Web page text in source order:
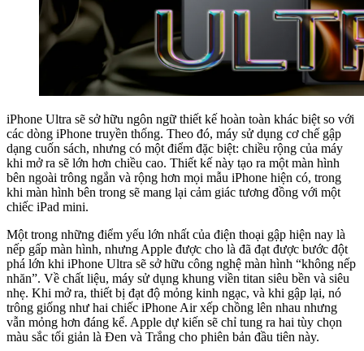
iPhone Ultra sẽ sở hữu ngôn ngữ thiết kế hoàn toàn khác biệt so với
các dòng iPhone truyền thống. Theo đó, máy sử dụng cơ chế gập
dạng cuốn sách, nhưng có một điểm đặc biệt: chiều rộng của máy
khi mở ra sẽ lớn hơn chiều cao. Thiết kế này tạo ra một màn hình
bên ngoài trông ngắn và rộng hơn mọi mẫu iPhone hiện có, trong
khi màn hình bên trong sẽ mang lại cảm giác tương đồng với một
chiếc iPad mini.
Một trong những điểm yếu lớn nhất của điện thoại gập hiện nay là
nếp gấp màn hình, nhưng Apple được cho là đã đạt được bước đột
phá lớn khi iPhone Ultra sẽ sở hữu công nghệ màn hình “không nếp
nhăn”. Về chất liệu, máy sử dụng khung viền titan siêu bền và siêu
nhẹ. Khi mở ra, thiết bị đạt độ mỏng kinh ngạc, và khi gập lại, nó
trông giống như hai chiếc iPhone Air xếp chồng lên nhau nhưng
vẫn mỏng hơn đáng kể. Apple dự kiến sẽ chỉ tung ra hai tùy chọn
màu sắc tối giản là Đen và Trắng cho phiên bản đầu tiên này.